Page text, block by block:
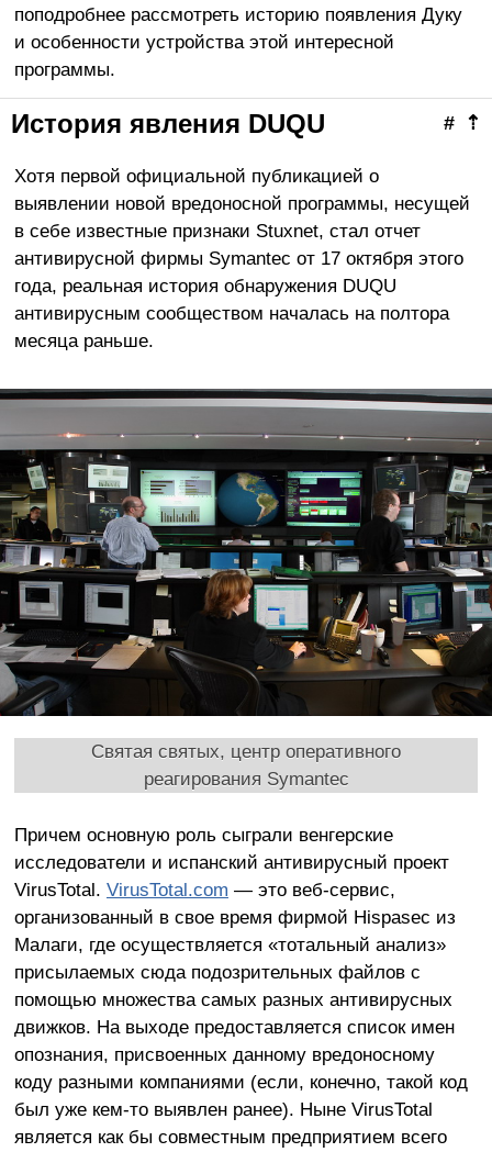
поподробнее рассмотреть историю появления Дуку
и особенности устройства этой интересной
программы.
⇡
#
История явления DUQU
Хотя первой официальной публикацией о
выявлении новой вредоносной программы, несущей
в себе известные признаки Stuxnet, стал отчет
антивирусной фирмы Symantec от 17 октября этого
года, реальная история обнаружения DUQU
антивирусным сообществом началась на полтора
месяца раньше.
Святая святых, центр оперативного
реагирования Symantec
Причем основную роль сыграли венгерские
исследователи и испанский антивирусный проект
VirusTotal. VirusTotal.com — это веб-сервис,
организованный в свое время фирмой Hispasec из
Малаги, где осуществляется «тотальный анализ»
присылаемых сюда подозрительных файлов с
помощью множества самых разных антивирусных
движков. На выходе предоставляется список имен
опознания, присвоенных данному вредоносному
коду разными компаниями (если, конечно, такой код
был уже кем-то выявлен ранее). Ныне VirusTotal
является как бы совместным предприятием всего